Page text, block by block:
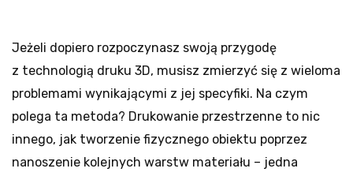
Jeżeli dopiero rozpoczynasz swoją przygodę
z technologią druku 3D, musisz zmierzyć się z wieloma
problemami wynikającymi z jej specyfiki. Na czym
polega ta metoda? Drukowanie przestrzenne to nic
innego, jak tworzenie fizycznego obiektu poprzez
nanoszenie kolejnych warstw materiału – jedna